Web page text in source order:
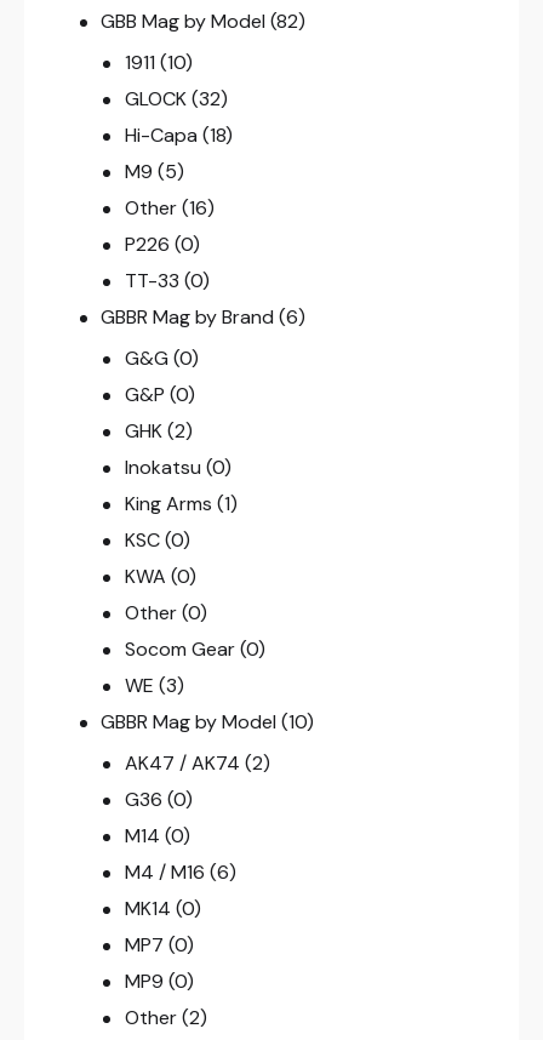
GBB Mag by Model (82)
1911 (10)
GLOCK (32)
Hi-Capa (18)
M9 (5)
Other (16)
P226 (0)
TT-33 (0)
GBBR Mag by Brand (6)
G&G (0)
G&P (0)
GHK (2)
Inokatsu (0)
King Arms (1)
KSC (0)
KWA (0)
Other (0)
Socom Gear (0)
WE (3)
GBBR Mag by Model (10)
AK47 / AK74 (2)
G36 (0)
M14 (0)
M4 / M16 (6)
MK14 (0)
MP7 (0)
MP9 (0)
Other (2)